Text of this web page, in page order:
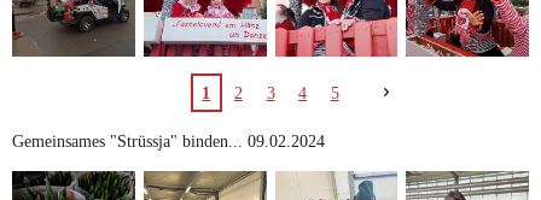
1 2 3 4 5
Gemeinsames "Strüssja" binden... 09.02.2024